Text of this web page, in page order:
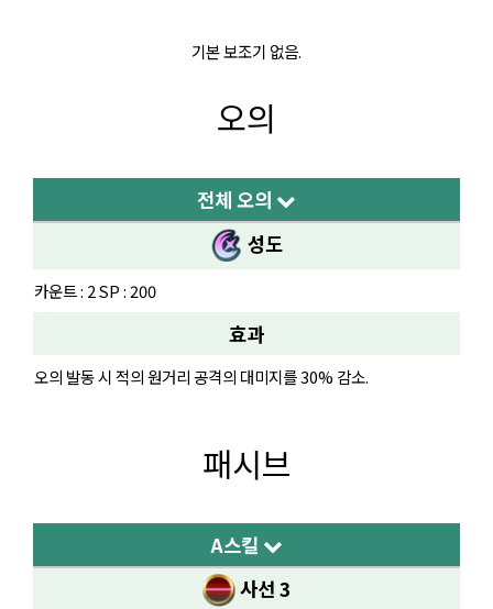
기본 보조기 없음.
오의
전체 오의
성도
카운트 : 2 SP : 200
효과
오의 발동 시 적의 원거리 공격의 대미지를 30% 감소.
패시브
A스킬
사선 3